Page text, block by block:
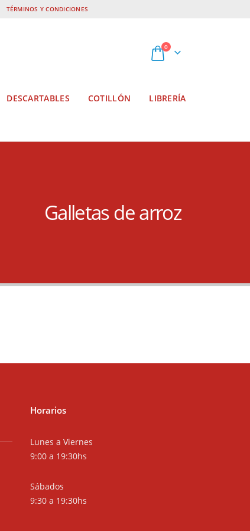
TÉRMINOS Y CONDICIONES
0
DESCARTABLES COTILLÓN LIBRERÍA
Galletas de arroz
Horarios
Lunes a Viernes
9:00 a 19:30hs
Sábados
9:30 a 19:30hs